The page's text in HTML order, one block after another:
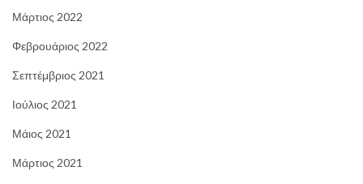
Μάρτιος 2022
Φεβρουάριος 2022
Σεπτέμβριος 2021
Ιούλιος 2021
Μάιος 2021
Μάρτιος 2021